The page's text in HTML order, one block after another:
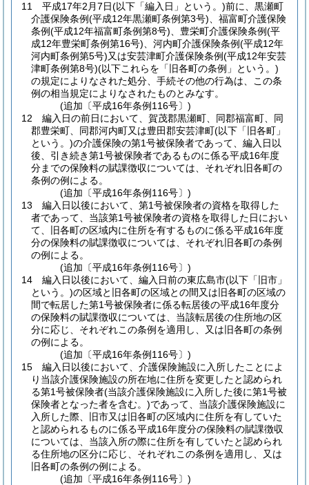
11
平成17年2月7日(以下「編入日」という。)前に、黒瀬町
介護保険条例(平成12年黒瀬町条例第3号) 、福富町介護保険
条例(平成12年福富町条例第8号) 、豊栄町介護保険条例(平
成12年豊栄町条例第16号) 、河内町介護保険条例(平成12年
河内町条例第5号)又は安芸津町介護保険条例(平成12年安芸
津町条例第8号)(以下これらを「旧各町の条例」という。)
の規定によりなされた処分、手続その他の行為は、この条
例の相当規定によりなされたものとみなす。
(追加〔平成16年条例116号〕)
12
編入日の前日において、賀茂郡黒瀬町、同郡福富町、同
郡豊栄町、同郡河内町又は豊田郡安芸津町(以下「旧各町」
という。)の介護保険の第1号被保険者であって、編入日以
後、引き続き第1号被保険者であるものに係る平成16年度
分までの保険料の賦課徴収については、それぞれ旧各町の
条例の例による。
(追加〔平成16年条例116号〕)
13
編入日以後において、第1号被保険者の資格を取得した
者であって、当該第1号被保険者の資格を取得した日におい
て、旧各町の区域内に住所を有するものに係る平成16年度
分の保険料の賦課徴収については、それぞれ旧各町の条例
の例による。
(追加〔平成16年条例116号〕)
14
編入日以後において、編入日前の東広島市(以下「旧市」
という。)の区域と旧各町の区域との間又は旧各町の区域の
間で転居した第1号被保険者に係る転居後の平成16年度分
の保険料の賦課徴収については、当該転居後の住所地の区
分に応じ、それぞれこの条例を適用し、又は旧各町の条例
の例による。
(追加〔平成16年条例116号〕)
15
編入日以後において、介護保険施設に入所したことによ
り当該介護保険施設の所在地に住所を変更したと認められ
る第1号被保険者(当該介護保険施設に入所した後に第1号被
保険者となった者を含む。)であって、当該介護保険施設に
入所した際、旧市又は旧各町の区域内に住所を有していた
と認められるものに係る平成16年度分の保険料の賦課徴収
については、当該入所の際に住所を有していたと認められ
る住所地の区分に応じ、それぞれこの条例を適用し、又は
旧各町の条例の例による。
(追加〔平成16年条例116号〕)